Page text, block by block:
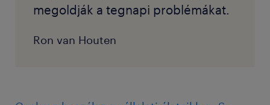
megoldják a tegnapi problémákat.
Ron van Houten